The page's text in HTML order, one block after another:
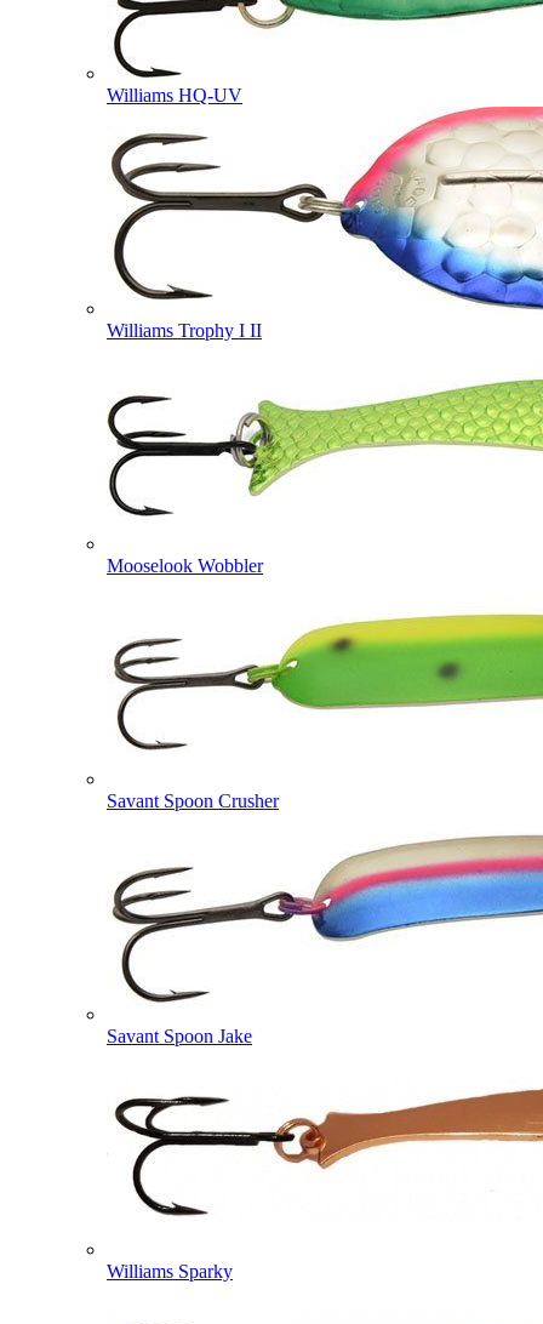
Williams HQ-UV
Williams Trophy I II
Mooselook Wobbler
Savant Spoon Crusher
Savant Spoon Jake
Williams Sparky